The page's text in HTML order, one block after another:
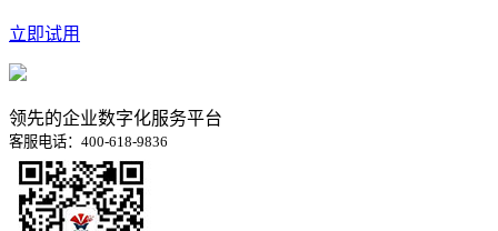
立即试用
领先的企业数字化服务平台
客服电话：400-618-9836